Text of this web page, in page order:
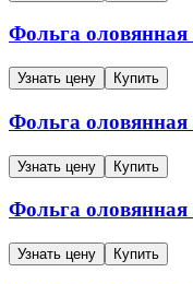
Фольга оловянная
Узнать цену Купить
Фольга оловянная
Узнать цену Купить
Фольга оловянная
Узнать цену Купить